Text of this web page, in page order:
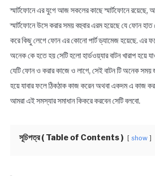
BENGALI NAMES
BENGALI STORIES
স্মার্টফোনে এর যুগে আজ সকলের কাছে স্মার্টফোনে রয়েছে,
স্মার্টফোনে উসে করার সময় বহুবার এরম হয়েছে যে ফোন
করে কিছু লেগে ফোন এর কোনো পার্ট ড্যামেজ হয়েছে. এর
অনেক কে হতে হয় সেটি হলো হার্ডওয়্যার বাটন খারাপ হয়ে
যেটি ফোন ও করার কাজে ও লাগে, সেই বাটন টি অনেক সময়
হয়ে যাবার ফলে ঠিকঠাক কাজ করেন অথবা একদম এ কাজ
আমরা এই সমস্যার সমাধান কিকরে করবেন সেটি বলবো.
সূচিপত্র ( Table of Contents ) show